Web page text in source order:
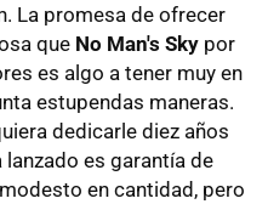
La promesa de ofrecer
que No Man's Sky por
es algo a tener muy en
estupendas maneras.
dedicarle diez años
es garantía de
en cantidad, pero